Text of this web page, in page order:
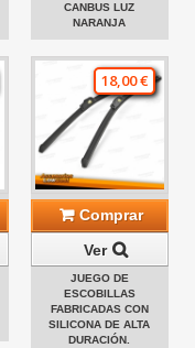
CANBUS LUZ
NARANJA
18,00 €
Comprar
Ver
JUEGO DE
ESCOBILLAS
FABRICADAS CON
SILICONA DE ALTA
DURACIÓN.